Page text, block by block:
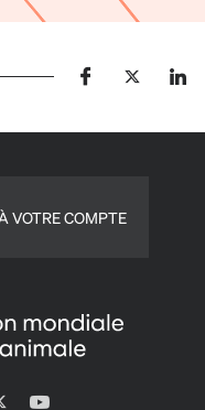
VOTRE COMPTE